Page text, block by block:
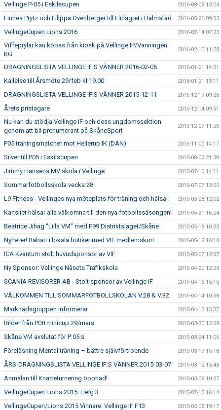
Vellinge P-05 i Eskilscupen 2016-08-08 13:24
Linnea Prytz och Filippa Ovenberger till Elitlägret i Halmstad 2016-05-26 09:53
VellingeCupen Lions 2016 2016-02-14 07:23
Viffeprylar kan köpas från kiosk på Vellinge IP/Vanningen
KG
2016-02-10 11:58
DRAGNINGSLISTA VELLINGE IF:S VÄNNER 2016-02-05 2016-01-21 14:01
Kallelse till Årsmöte 29/feb kl 19.00 2016-01-21 13:11
DRAGNINGSLISTA VELLINGE IF:S VÄNNER 2015-12-11 2015-12-17 09:25
Årets pristagare 2015-12-14 09:51
Nu kan du stödja Vellinge IF och dess ungdomssektion
genom att bli prenumerant på SkåneSport
2015-12-07 11:26
P05 träningsmatcher mot Hellerup IK (DAN) 2015-11-09 14:17
Silver till P05 i Eskilscupen 2015-08-02 21:38
Jimmy Hansens MV skola i Vellinge 2015-07-10 14:11
Sommarfotbollsskola vecka 28 2015-07-07 13:00
L9 Fitness - Vellinges nya möteplats för träning och hälsa! 2015-05-28 12:02
Kansliet hälsar alla välkomna till den nya fotbollssäsongen! 2015-05-21 16:24
Beatrice Jihag "Lilla VM” med F99 Distriktslaget/Skåne 2015-05-18 10:33
Nyheter! Rabatt i lokala butiker med VIF medlemskort 2015-05-12 16:18
ICA Kvantum stolt huvudsponsor av VIF 2015-05-07 12:07
Ny Sponsor: Vellinge Näsets Trafikskola 2015-04-20 12:29
SCANIA REVISORER AB - Stolt sponsor av Vellinge IF 2015-04-16 15:10
VÄLKOMMEN TILL SOMMARFOTBOLLSKOLAN V.28 & V.32 2015-04-14 10:38
Marknadsgruppen informerar 2015-04-13 15:37
Bilder från P08 minicup 29/mars 2015-03-30 13:29
Skåne VM avslutat för P:05:s 2015-03-24 11:06
Föreläsning Mental träning – bättre självförtroende 2015-03-17 15:18
ÅRS-DRAGNINGSLISTA VELLINGE IF:S VÄNNER 2015-03-07 2015-03-12 15:48
Anmälan till Knatteturnering öppnad! 2015-03-09 10:37
VellingeCupen Lions 2015: Helg 3 2015-02-15 16:14
VellingeCupen/Lions 2015 Vinnare: Vellinge IF F13 2015-02-08 19:17